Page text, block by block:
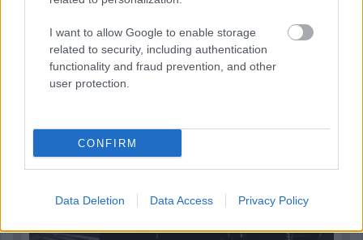
I want to allow Google to enable storage
related to security, including authentication
functionality and fraud prevention, and other
user protection.
CONFIRM
Data Deletion Data Access Privacy Policy
4 napja
Idén már nem hoz több ADUO-motorfejlesztést az Audi